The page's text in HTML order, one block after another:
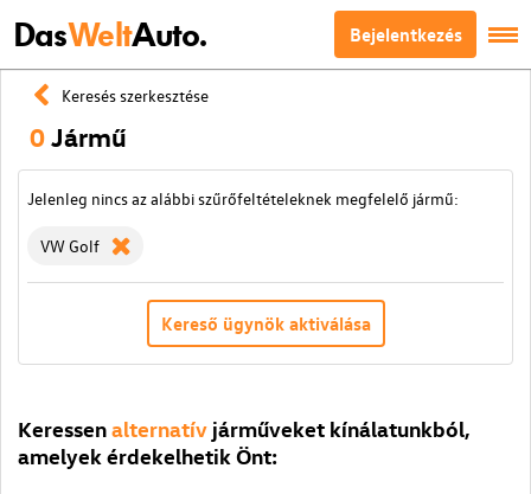
DasWeltAuto. Bejelentkezés
Keresés szerkesztése
0Jármű
Jelenleg nincs az alábbi szűrőfeltételeknek megfelelő jármű:
VW Golf
Kereső ügynök aktiválása
Keressenalternatív járműveket kínálatunkból,
amelyek érdekelhetik Önt: